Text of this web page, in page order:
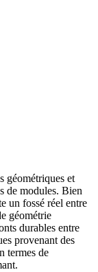
géométriques et
de modules. Bien
un fossé réel entre
géométrie
durables entre
provenant des
termes de